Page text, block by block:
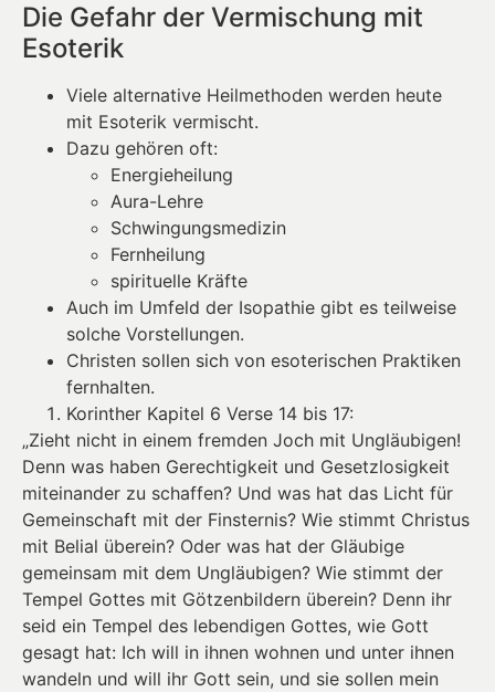
Die Gefahr der Vermischung mit
Esoterik
Viele alternative Heilmethoden werden heute
mit Esoterik vermischt.
Dazu gehören oft:
Energieheilung
Aura-Lehre
Schwingungsmedizin
Fernheilung
spirituelle Kräfte
Auch im Umfeld der Isopathie gibt es teilweise
solche Vorstellungen.
Christen sollen sich von esoterischen Praktiken
fernhalten.
Korinther Kapitel 6 Verse 14 bis 17:
„Zieht nicht in einem fremden Joch mit Ungläubigen!
Denn was haben Gerechtigkeit und Gesetzlosigkeit
miteinander zu schaffen? Und was hat das Licht für
Gemeinschaft mit der Finsternis? Wie stimmt Christus
mit Belial überein? Oder was hat der Gläubige
gemeinsam mit dem Ungläubigen? Wie stimmt der
Tempel Gottes mit Götzenbildern überein? Denn ihr
seid ein Tempel des lebendigen Gottes, wie Gott
gesagt hat: Ich will in ihnen wohnen und unter ihnen
wandeln und will ihr Gott sein, und sie sollen mein